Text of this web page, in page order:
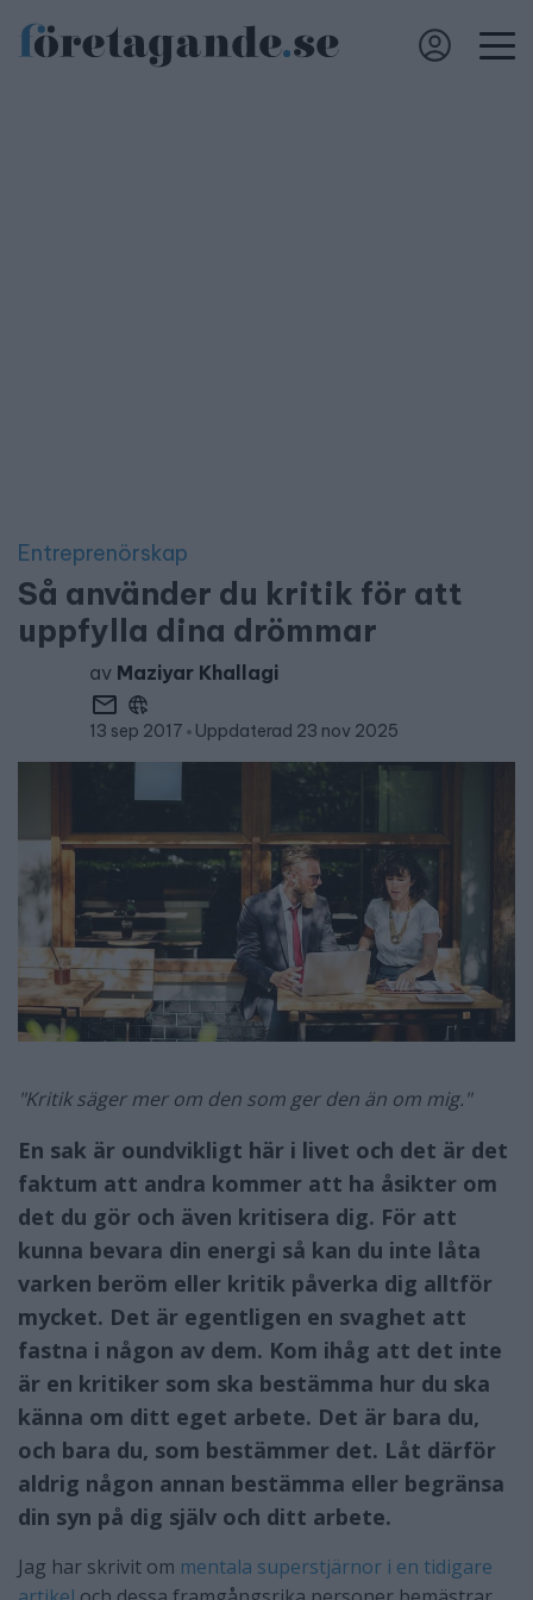
Entreprenörskap
Så använder du kritik för att
uppfylla dina drömmar
av Maziyar Khallagi
13 sep 2017 Uppdaterad 23 nov 2025
"Kritik säger mer om den som ger den än om mig."
En sak är oundvikligt här i livet och det är det
faktum att andra kommer att ha åsikter om
det du gör och även kritisera dig. För att
kunna bevara din energi så kan du inte låta
varken beröm eller kritik påverka dig alltför
mycket. Det är egentligen en svaghet att
fastna i någon av dem. Kom ihåg att det inte
är en kritiker som ska bestämma hur du ska
känna om ditt eget arbete. Det är bara du,
och bara du, som bestämmer det. Låt därför
aldrig någon annan bestämma eller begränsa
din syn på dig själv och ditt arbete.
Jag har skrivit om mentala superstjärnor i en tidigare